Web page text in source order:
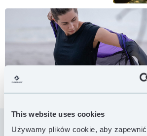
This website uses cookies
Używamy plików cookie, aby